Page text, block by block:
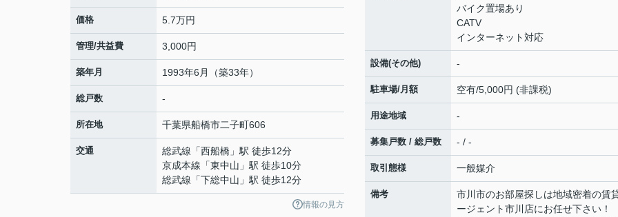
価格 5.7万円
管理/共益費 3,000円
築年月 1993年6月（築33年）
総戸数 -
所在地 千葉県船橋市二子町606
交通 総武線 「西船橋 」駅 徒歩12分
京成本線 「東中山 」駅 徒歩10分
総武線 「下総中山 」駅 徒歩12分
情報の見方
バイク置場あり
CATV
インターネット対応
設備(その他) -
駐車場/月額 空有/5,000円 (非課税)
用途地域 -
募集戸数 / 総戸数 - / -
取引態様 一般媒介
備考
市川市のお部屋探しは地域密着の賃
ージェント市川店にお任せ下さい